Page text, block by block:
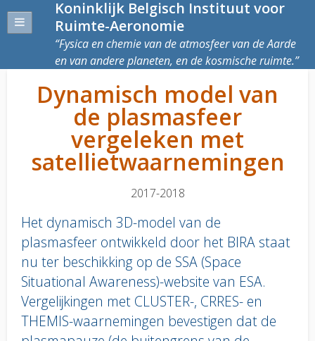
Koninklijk Belgisch Instituut voor
Ruimte-Aeronomie
Fysica en chemie van de atmosfeer van de Aarde
en van andere planeten, en de kosmische ruimte.
Dynamisch model van
de plasmasfeer
vergeleken met
satellietwaarnemingen
2017-2018
Het dynamisch 3D-model van de
plasmasfeer ontwikkeld door het BIRA staat
nu ter beschikking op de SSA (Space
Situational Awareness)-website van ESA.
Vergelijkingen met CLUSTER-, CRRES- en
THEMIS-waarnemingen bevestigen dat de